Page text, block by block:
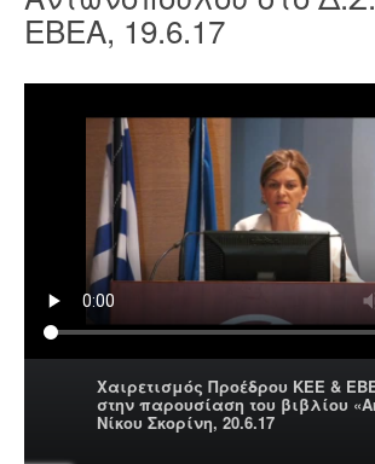
ΕΒΕΑ, 19.6.17
Χαιρετισμός Προέδρου ΚΕΕ &
στην παρουσίαση του βιβλίου
Νίκου Σκορίνη, 20.6.17